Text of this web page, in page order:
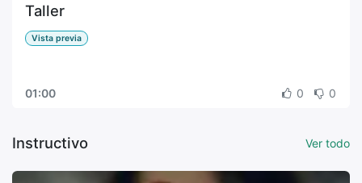
Taller
Vista previa
01:00 0 0
Instructivo Ver todo